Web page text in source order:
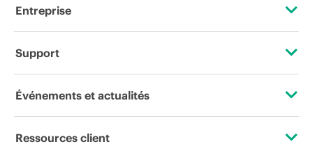
période de promotion et des erreurs
dans les publicités.
Entreprise
À propos de HPE
Responsabilité d’entreprise
Support
Services d’assistance opérationnelle (OSS)
Événements et actualités
Événements
Ressources client